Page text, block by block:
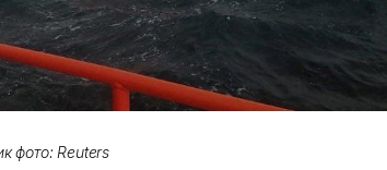
фото: Reuters